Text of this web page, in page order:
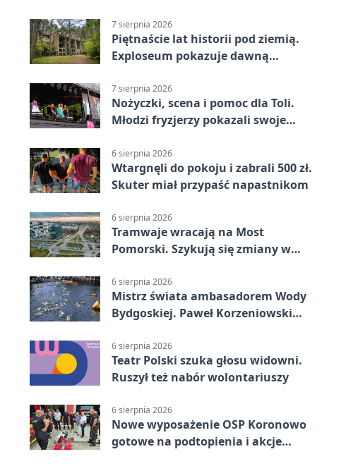
7 sierpnia 2026
Piętnaście lat historii pod ziemią.
Exploseum pokazuje dawną
7 sierpnia 2026
Nożyczki, scena i pomoc dla Toli.
Młodzi fryzjerzy pokazali swoje
6 sierpnia 2026
Wtargnęli do pokoju i zabrali 500 zł.
Skuter miał przypaść napastnikom
6 sierpnia 2026
Tramwaje wracają na Most
Pomorski. Szykują się zmiany w
6 sierpnia 2026
Mistrz świata ambasadorem Wody
Bydgoskiej. Paweł Korzeniowski
6 sierpnia 2026
Teatr Polski szuka głosu widowni.
Ruszył też nabór wolontariuszy
6 sierpnia 2026
Nowe wyposażenie OSP Koronowo
gotowe na podtopienia i akcje